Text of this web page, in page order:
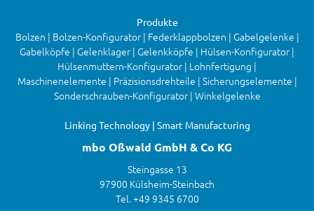
Produkte
Bolzen | Bolzen-Konfigurator | Federklappbolzen | Gabelgelenke |
Gabelköpfe | Gelenklager | Gelenkköpfe | Hülsen-Konfigurator |
Hülsenmuttern-Konfigurator | Lohnfertigung |
Maschinenelemente | Präzisionsdrehteile | Sicherungselemente |
Sonderschrauben-Konfigurator | Winkelgelenke
Linking Technology | Smart Manufacturing
mbo Oßwald GmbH & Co KG
Steingasse 13
97900 Külsheim-Steinbach
Tel. +49 9345 6700